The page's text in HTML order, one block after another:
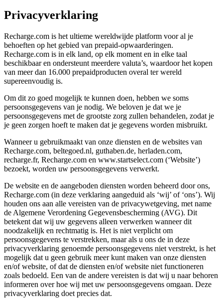
Privacyverklaring
Recharge.com is het ultieme wereldwijde platform voor al je
behoeften op het gebied van prepaid-opwaarderingen.
Recharge.com is in elk land, op elk moment en in elke taal
beschikbaar en ondersteunt meerdere valuta’s, waardoor het kopen
van meer dan 16.000 prepaidproducten overal ter wereld
supereenvoudig is.
Om dit zo goed mogelijk te kunnen doen, hebben we soms
persoonsgegevens van je nodig. We beloven je dat we je
persoonsgegevens met de grootste zorg zullen behandelen, zodat je
je geen zorgen hoeft te maken dat je gegevens worden misbruikt.
Wanneer u gebruikmaakt van onze diensten en de websites van
Recharge.com, beltegoed.nl, guthaben.de, herladen.com,
recharge.fr, Recharge.com en www.startselect.com (‘Website’)
bezoekt, worden uw persoonsgegevens verwerkt.
De website en de aangeboden diensten worden beheerd door ons,
Recharge.com (in deze verklaring aangeduid als ‘wij’ of ‘ons’). Wij
houden ons aan alle vereisten van de privacywetgeving, met name
de Algemene Verordening Gegevensbescherming (AVG). Dit
betekent dat wij uw gegevens alleen verwerken wanneer dit
noodzakelijk en rechtmatig is. Het is niet verplicht om
persoonsgegevens te verstrekken, maar als u ons de in deze
privacyverklaring genoemde persoonsgegevens niet verstrekt, is het
mogelijk dat u geen gebruik meer kunt maken van onze diensten
en/of website, of dat de diensten en/of website niet functioneren
zoals bedoeld. Een van de andere vereisten is dat wij u naar behoren
informeren over hoe wij met uw persoonsgegevens omgaan. Deze
privacyverklaring doet precies dat.